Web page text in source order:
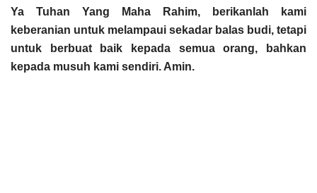
Ya Tuhan Yang Maha Rahim, berikanlah kami
keberanian untuk melampaui sekadar balas budi, tetapi
untuk berbuat baik kepada semua orang, bahkan
kepada musuh kami sendiri. Amin.